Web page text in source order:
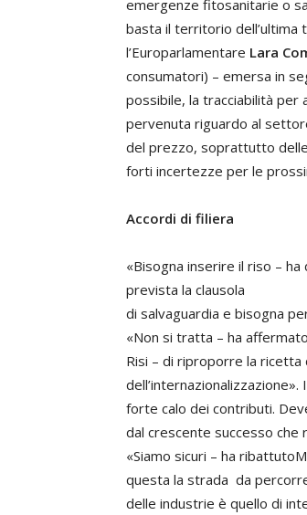
emergenze fitosanitarie o
basta il territorio dell’ultima
l’Europarlamentare Lara
consumatori) – emersa in
possibile, la tracciabilità per
pervenuta riguardo al
del prezzo, soprattutto
forti incertezze per le
Accordi di filiera
«Bisogna inserire il riso –
prevista la clausola
di salvaguardia e bisogna
«Non si tratta – ha affermato
Risi – di riproporre la
forte calo dei contributi.
dal crescente successo che
«Siamo sicuri – ha
questa la strada da
delle industrie è quello di